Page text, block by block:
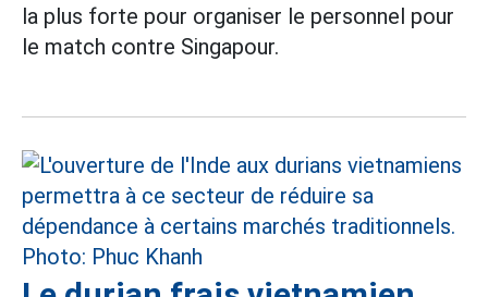
la plus forte pour organiser le personnel pour
le match contre Singapour.